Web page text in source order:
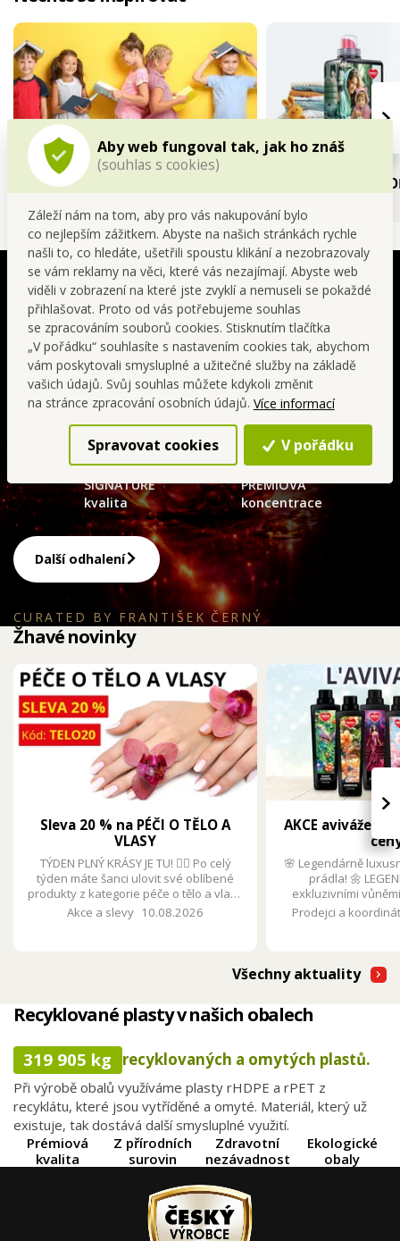
Aby web fungoval tak, jak ho znáš
(souhlas s cookies)
Záleží nám na tom, aby pro vás nakupování bylo
co nejlepším zážitkem. Abyste na našich stránkách rychle
našli to, co hledáte, ušetřili spoustu klikání a nezobrazovaly
se vám reklamy na věci, které vás nezajímají. Abyste web
viděli v zobrazení na které jste zvyklí a nemuseli se pokaždé
přihlašovat. Proto od vás potřebujeme souhlas
se zpracováním souborů cookies. Stisknutím tlačítka
„V pořádku“ souhlasíte s nastavením cookies tak, abychom
vám poskytovali smysluplné a užitečné služby na základě
vašich údajů. Svůj souhlas můžete kdykoli změnit
na stránce zpracování osobních údajů. Více informací
Spravovat cookies V pořádku
KDO JE PŘIPRAVEN, NENÍ
PŘEKVAPEN
VŽDY ČISTÉ A
›
Další procházky
CURATED BY FRANTIŠEK ČERNÝ
SIGNATURE | nejvyšší úroveň
parfemace
BERRIES ABSOLUTE
Malina stojí v samotném srdci této temně ovocné
kompozice a udává jí sladký, šťavnatý a smyslný
charakter. Společně s jahodou, mandarinkou a višní
vytváří zářivý úvod plný rudého ovoce, který působí
intenzivně, svůdně a přitom elegantně.
SIGNATURE
kvalita
PRÉMIOVÁ
koncentrace
Další odhalení
Žhavé novinky
Sleva 20 % na PÉČI O TĚLO A
VLASY
TÝDEN PLNÝ KRÁSY JE TU! 💇‍♂️ Po celý
týden máte šanci ulovit své oblíbené
produkty z kategorie péče o tělo a vlasy
se SLEVOU 20 % po zadání slevového
kódu.
Akce a slevy 10.08.2026
AKCE aviváže
🌸 Legendárně
prádla! 🌼
exkluzivními
praní v zážitek. Teď
4,29 € se slevou
Prodejci a
›
Všechny aktuality
Recyklované plasty v našich obalech
319 905 kg recyklovaných a omytých plastů.
Při výrobě obalů využíváme plasty rHDPE a rPET z
recyklátu, které jsou vytříděné a omyté. Materiál, který už
existuje, tak dostává další smysluplné využití.
Prémiová
kvalita
Z přírodních
surovin
Zdravotní
nezávadnost
Ekologické
obaly